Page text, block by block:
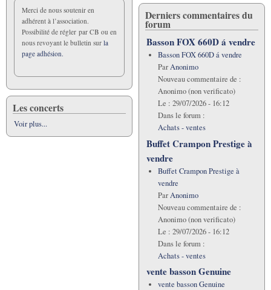
Merci de nous soutenir en
adhérent à l’association.
Possibilité de régler par CB ou en
nous revoyant le bulletin sur la
page adhésion.
Les concerts
Voir plus...
Derniers commentaires du
forum
Basson FOX 660D á vendre
Basson FOX 660D á vendre
ParAnonimo
Nouveau commentaire de :
Anonimo (non verificato)
Le : 29/07/2026 - 16:12
Dans le forum :
Achats - ventes
Buffet Crampon Prestige à
vendre
Buffet Crampon Prestige à
vendre
ParAnonimo
Nouveau commentaire de :
Anonimo (non verificato)
Le : 29/07/2026 - 16:12
Dans le forum :
Achats - ventes
vente basson Genuine
vente basson Genuine